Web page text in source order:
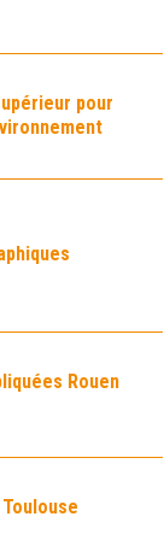
pour
Rouen